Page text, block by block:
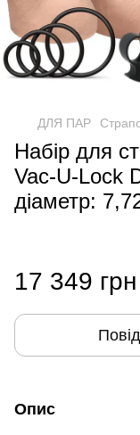
ДЛЯ ПАР
Набір для
Vac-U-Lock
діаметр:
17 349 грн
Опис